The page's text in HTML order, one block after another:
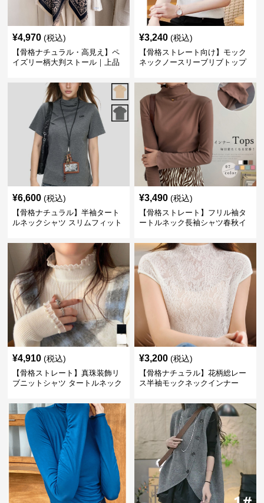
¥4,970 (税込)
【骨格ナチュラル・高見え】ペ
イズリー柄大判ストール｜上品
¥3,240 (税込)
【骨格ストレート向け】モック
ネックノースリーブリブトップ
¥6,600 (税込)
【骨格ナチュラル】半袖タート
ルネックシャツ スリムフィット
¥3,490 (税込)
【骨格ストレート】フリル袖タ
ートルネック長袖シャツ春秋イ
¥4,910 (税込)
【骨格ストレート】真珠装飾リ
ブニットシャツ タートルネック
¥3,200 (税込)
【骨格ナチュラル】花柄総レー
ス半袖モックネックインナー